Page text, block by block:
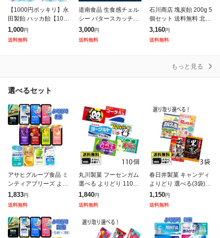
【1000円ポッキリ】永
田製飴 ハッカ飴【100g
×3個】北海道 お土産 の
ど飴 キャンディ ミント
北海道限定 ご当地 ギフ
1,000円
送料無料
道南食品 生食感チェル
シー バタースカッチ味
ヨーグルトスカッチ味
食べ比べセット 各90g
送料無料 北海道 キャラ
3,000円
送料無料
石川商店 塊炭飴 200g 5
個セット 送料無料 北海
道 名産 赤平 キャンデ
ィ ご当地 かいたんあめ
ニッキ 北海道限定 お土
3,160円
送料無料
もっと見る
選べるセット
アサヒグループ食品 ミ
ンティアブリーズ より
どり8個 (送料無料)(ポ
ストA)ミンティア/選べ
る/ミンティアブリーズ/
ポケット菓
1,833円
送料無料
丸川製菓 フーセンガム
選べる よりどり 110個
(55個×2種類) お菓子 お
かし 駄菓子 ガム マル
カワ 風船ガム がむ
1,840円
送料無料
春日井製菓 キャンディ
よりどり 選べる(3袋)ミ
ルクの国 黒あめ 黒飴
塩あめ 塩飴 kasugai か
すがい 飴 あめ おや
1,150円
送料無料